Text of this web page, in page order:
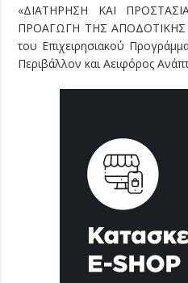
«ΔΙΑΤΗΡΗΣΗ ΚΑΙ
ΠΡΟΑΓΩΓΗ ΤΗΣ
του Επιχειρησιακού
Περιβάλλον και Αειφόρος